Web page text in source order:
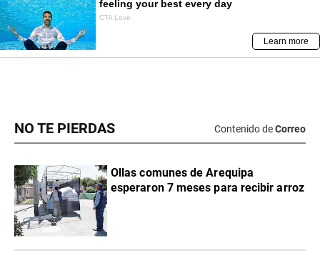
NO TE PIERDAS Contenido deCorreo
Ollas comunes de Arequipa
esperaron 7 meses para recibir arroz